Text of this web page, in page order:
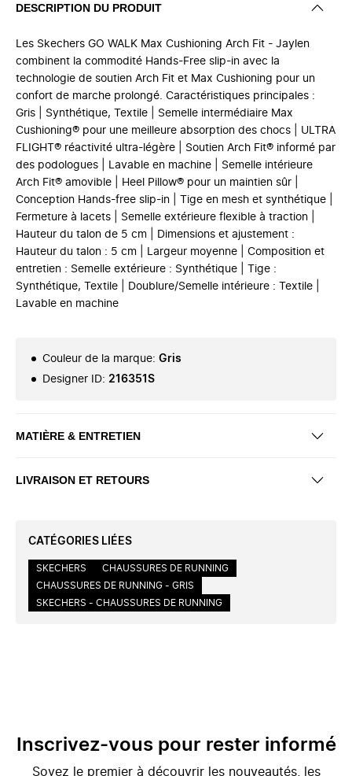
DESCRIPTION DU PRODUIT
Les Skechers GO WALK Max Cushioning Arch Fit - Jaylen
combinent la commodité Hands-Free slip-in avec la
technologie de soutien Arch Fit et Max Cushioning pour un
confort de marche prolongé. Caractéristiques principales :
Gris | Synthétique, Textile | Semelle intermédiaire Max
Cushioning® pour une meilleure absorption des chocs | ULTRA
FLIGHT® réactivité ultra-légère | Soutien Arch Fit® informé par
des podologues | Lavable en machine | Semelle intérieure
Arch Fit® amovible | Heel Pillow® pour un maintien sûr |
Conception Hands-free slip-in | Tige en mesh et synthétique |
Fermeture à lacets | Semelle extérieure flexible à traction |
Hauteur du talon de 5 cm | Dimensions et ajustement :
Hauteur du talon : 5 cm | Largeur moyenne | Composition et
entretien : Semelle extérieure : Synthétique | Tige :
Synthétique, Textile | Doublure/Semelle intérieure : Textile |
Lavable en machine
Couleur de la marque: Gris
Designer ID: 216351S
MATIÈRE & ENTRETIEN
LIVRAISON ET RETOURS
CATÉGORIES LIÉES
SKECHERS
CHAUSSURES DE RUNNING
CHAUSSURES DE RUNNING - GRIS
SKECHERS - CHAUSSURES DE RUNNING
Inscrivez-vous pour rester informé
Soyez le premier à découvrir les nouveautés, les